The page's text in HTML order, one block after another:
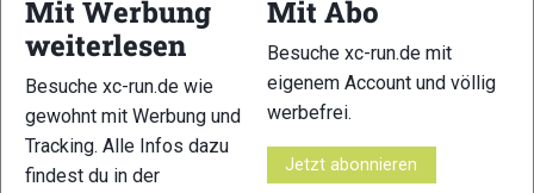
Mit Werbung
weiterlesen
Besuche xc-run.de wie
gewohnt mit Werbung und
Tracking. Alle Infos dazu
findest du in der
Mit Abo
Besuche xc-run.de mit
eigenem Account und völlig
werbefrei.
Jetzt abonnieren